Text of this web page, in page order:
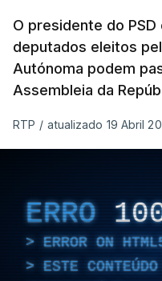
O presidente do
deputados eleitos
Autónoma podem
Assembleia da
RTP / atualizado 19 Abril
ERRO
ERROR ON
ESTE